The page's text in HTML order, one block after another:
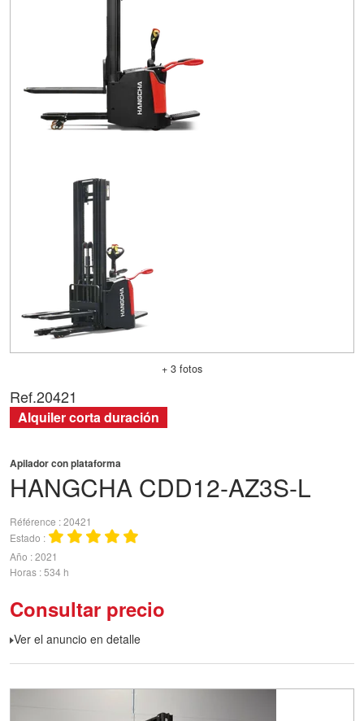
+ 3 fotos
HANGCHA CDD12-AZ3S-L
Apilador con plataforma
Référence 20421
Estado
Año 2021
Horas 534 h
Consultar precio
Ver el anuncio en detalle
Ref.20421
Alquiler corta duración